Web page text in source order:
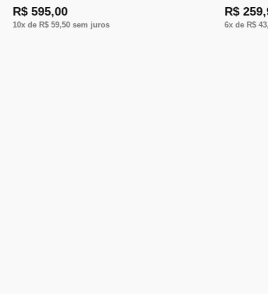
R$ 595,00
10x de R$ 59,50sem juros
R$
6x de R$